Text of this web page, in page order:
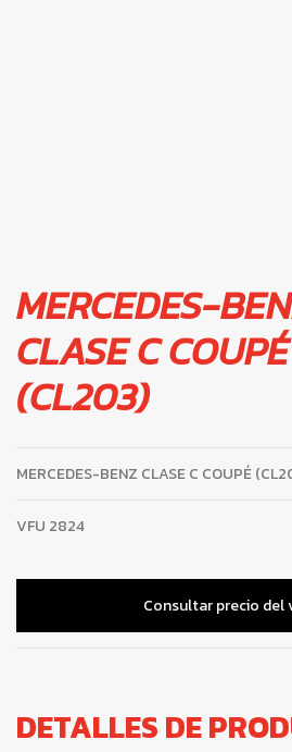
MERCEDES-
CLASE C COUPÉ
(CL203)
MERCEDES-BENZ CLASE C COUPÉ
VFU 2824
Consultar precio del
DETALLES DE